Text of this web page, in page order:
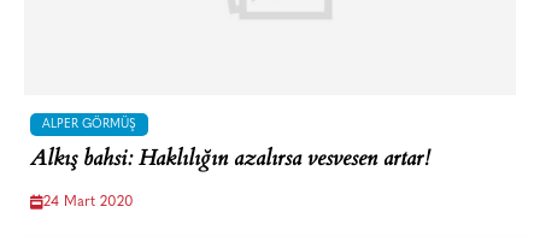
ALPER GÖRMÜŞ
Alkış bahsi: Haklılığın azalırsa vesvesen artar!
24 Mart 2020